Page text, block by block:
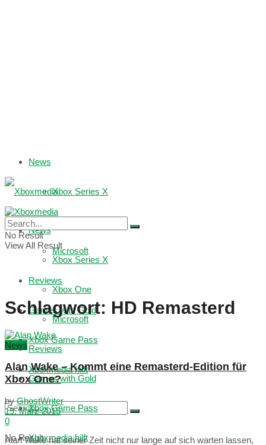
News
Xbox Series X
Microsoft
Reviews
Games with Gold
Xbox Game Pass
Xboxmedia hilft
No Result
News
Xbox Series X
Xbox One
Microsoft
Reviews
Games with Gold
Xbox Game Pass
Xboxmedia hilft
No Result
View All Result
Schlagwort: HD Remasterd
News
Alan Wake – Kommt eine Remasterd-Edition für
Xbox One?
by GhostWriter
19. März 2015
0
Alan Wake hat seiner Zeit nicht nur lange auf sich warten lassen,